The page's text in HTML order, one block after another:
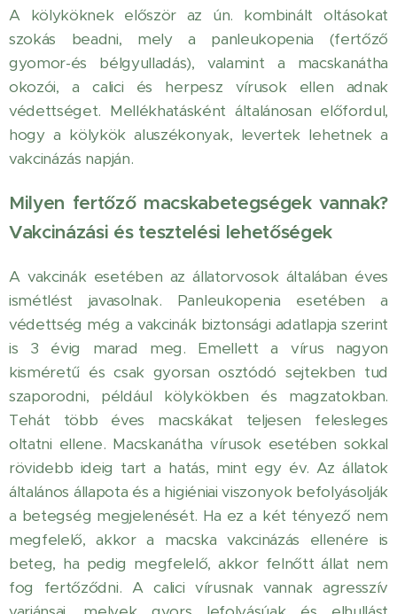
A kölyköknek először az ún. kombinált oltásokat
szokás beadni, mely a panleukopenia (fertőző
gyomor-és bélgyulladás), valamint a macskanátha
okozói, a calici és herpesz vírusok ellen adnak
védettséget. Mellékhatásként általánosan előfordul,
hogy a kölykök aluszékonyak, levertek lehetnek a
vakcinázás napján.
Milyen fertőző macskabetegségek vannak?
Vakcinázási és tesztelési lehetőségek
A vakcinák esetében az állatorvosok általában éves
ismétlést javasolnak. Panleukopenia esetében a
védettség még a vakcinák biztonsági adatlapja szerint
is 3 évig marad meg. Emellett a vírus nagyon
kisméretű és csak gyorsan osztódó sejtekben tud
szaporodni, például kölykökben és magzatokban.
Tehát több éves macskákat teljesen felesleges
oltatni ellene. Macskanátha vírusok esetében sokkal
rövidebb ideig tart a hatás, mint egy év. Az állatok
általános állapota és a higiéniai viszonyok befolyásolják
a betegség megjelenését. Ha ez a két tényező nem
megfelelő, akkor a macska vakcinázás ellenére is
beteg, ha pedig megfelelő, akkor felnőtt állat nem
fog fertőződni. A calici vírusnak vannak agresszív